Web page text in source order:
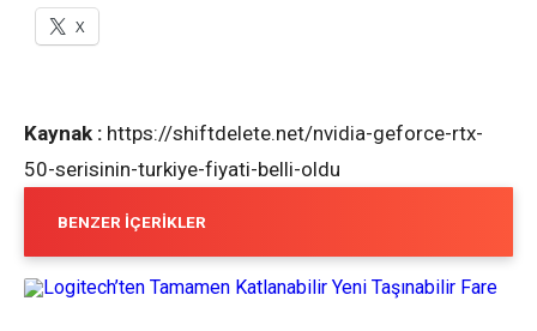
X
Kaynak : https://shiftdelete.net/nvidia-geforce-rtx-
50-serisinin-turkiye-fiyati-belli-oldu
BENZER İÇERIKLER